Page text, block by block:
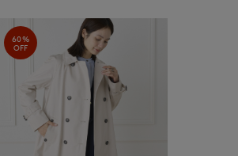
60%
OFF